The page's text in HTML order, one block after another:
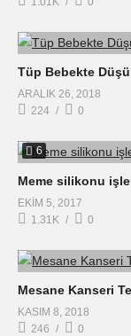
Tüp Bebekte
ARALIK 26, 2018
224
0
6
Meme silikonu
EKIM 5, 2017
1.31K
0
Mesane Kanseri
KASIM 8, 2018
246
0